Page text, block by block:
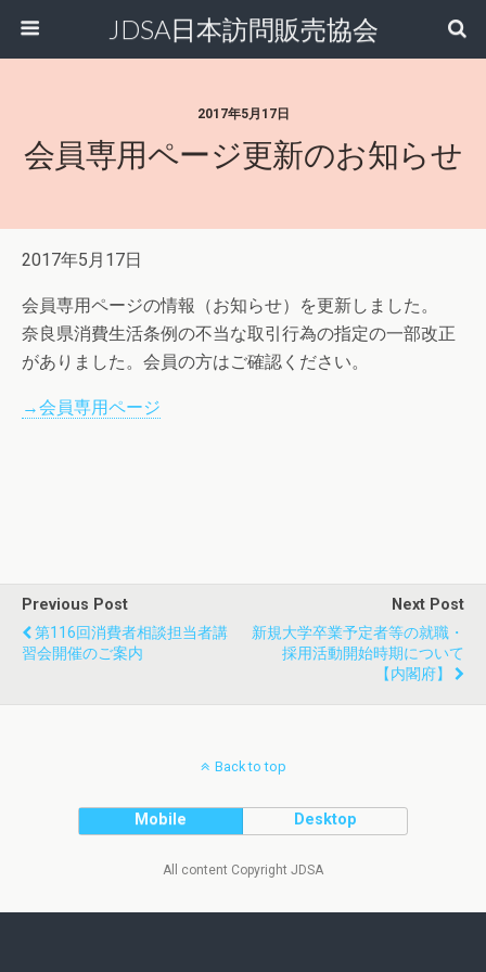
JDSA日本訪問販売協会
2017年5月17日
会員専用ページ更新のお知らせ
2017年5月17日
会員専用ページの情報（お知らせ）を更新しました。
奈良県消費生活条例の不当な取引行為の指定の一部改正
がありました。会員の方はご確認ください。
→会員専用ページ
Previous Post
第116回消費者相談担当者講
習会開催のご案内
Next Post
新規大学卒業予定者等の就職・
採用活動開始時期について
【内閣府】
Back to top
Mobile Desktop
All content Copyright JDSA